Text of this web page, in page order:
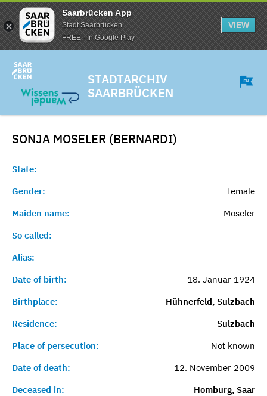
Saarbrücken App
Stadt Saarbrücken
FREE - In Google Play
VIEW
STADTARCHIV
SAARBRÜCKEN
SONJA MOSELER (BERNARDI)
State:
Gender:
female
Maiden name:
Moseler
So called:
-
Alias:
-
Date of birth:
18. Januar 1924
Birthplace:
Hühnerfeld, Sulzbach
Residence:
Sulzbach
Place of persecution:
Not known
Date of death:
12. November 2009
Deceased in:
Homburg, Saar